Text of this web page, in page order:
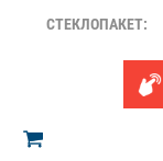
СТЕКЛОПАКЕТ: